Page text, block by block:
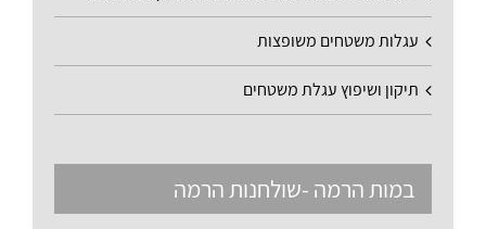
עגלות משטחים משופצות
תיקון ושיפוץ עגלת משטחים
במות הרמה -שולחנות הרמה